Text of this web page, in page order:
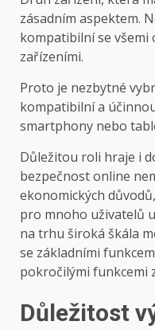
zásadním aspektem.
kompatibilní se všemi
zařízeními.
Proto je nezbytné
kompatibilní a
smartphony nebo
Důležitou roli hraje i
bezpečnost online
ekonomických
pro mnoho uživatelů
na trhu široká škála
se základními
pokročilými funkcemi
Důležitost